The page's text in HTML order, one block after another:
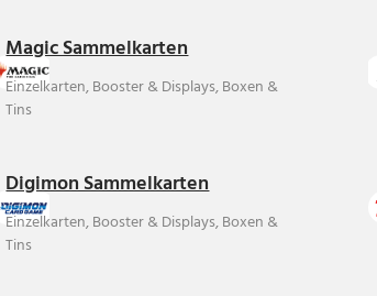
Magic Sammelkarten
Einzelkarten, Booster & Displays, Boxen &
Tins
Digimon Sammelkarten
Einzelkarten, Booster & Displays, Boxen &
Tins